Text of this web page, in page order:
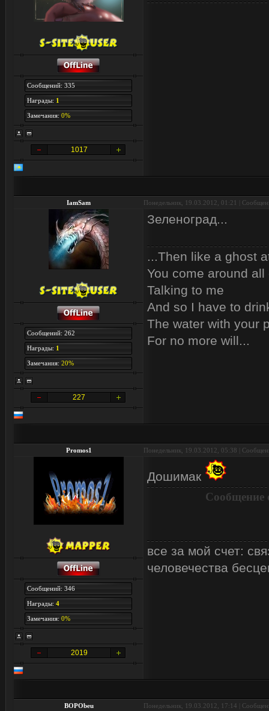
Сообщений: 335
Награды: 1
Замечания: 0%
1017
IamSam Понедельник, 19.03.2012, 01:21 |
Сообщений: 262
Награды: 1
Замечания: 20%
227
Зеленоград...
...Then like a ghost
You come around
Talking to me
And so I have to
The water with your
For no more will...
Promos1 Понедельник, 19.03.2012, 05:38 |
Сообщений: 346
Награды: 4
Замечания: 0%
2019
Дошимак
Сообщение
все за мой счет:
человечества
BOPObeu Понедельник, 19.03.2012, 17:14 |